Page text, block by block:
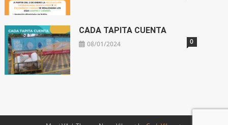
CADA TAPITA CUENTA
08/01/2024 0